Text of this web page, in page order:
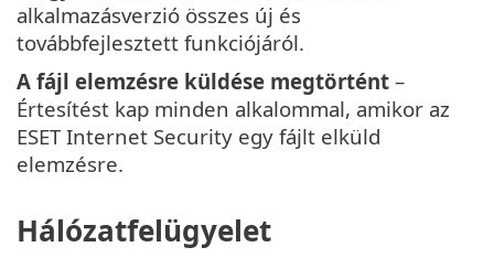
alkalmazásverzió összes új és
továbbfejlesztett funkciójáról.
A fájl elemzésre küldése megtörtént –
Értesítést kap minden alkalommal, amikor az
ESET Internet Security egy fájlt elküld
elemzésre.
Hálózatfelügyelet